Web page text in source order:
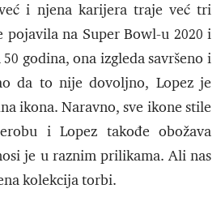
i njena karijera traje već tri
pojavila na Super Bowl-u 2020 i
godina, ona izgleda savršeno i
da to nije dovoljno, Lopez je
ikona. Naravno, sve ikone stile
i Lopez takođe obožava
je u raznim prilikama. Ali nas
kolekcija torbi.